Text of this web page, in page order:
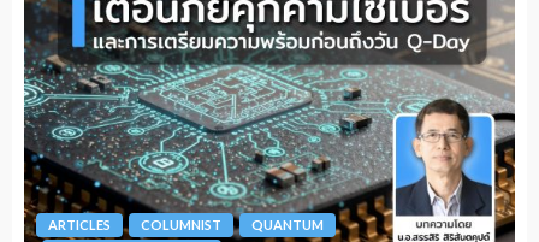
ARTICLES COLUMNIST
QUANTUM